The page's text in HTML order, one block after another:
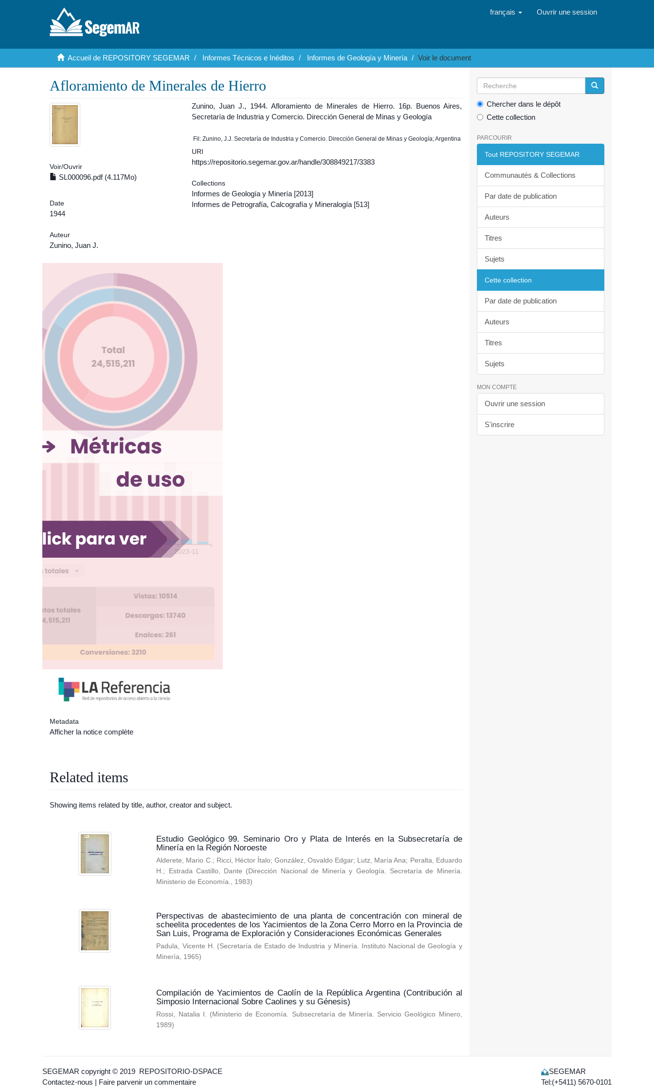
français Ouvrir une session
Accueil de REPOSITORY SEGEMAR Informes Técnicos e Inéditos Informes de Geología y Minería Voir le document
Afloramiento de Minerales de Hierro
Voir/Ouvrir
SL000096.pdf (4.117Mo)
Date
1944
Auteur
Zunino, Juan J.
Metadata
Afficher la notice complète
Zunino, Juan J., 1944. Afloramiento de Minerales de Hierro. 16p. Buenos Aires,
Secretaría de Industria y Comercio. Dirección General de Minas y Geología
Fil: Zunino, J.J. Secretaría de Industria y Comercio. Dirección General de Minas y Geología; Argentina
URI
https://repositorio.segemar.gov.ar/handle/308849217/3383
Collections
Informes de Geología y Minería [2013]
Informes de Petrografía, Calcografía y Mineralogía [513]
Related items
Showing items related by title, author, creator and subject.
Estudio Geológico 99. Seminario Oro y Plata de Interés en la Subsecretaría de
Minería en la Región Noroeste
Alderete, Mario C.; Ricci, Héctor Ítalo; González, Osvaldo Edgar; Lutz, María Ana; Peralta, Eduardo
H.; Estrada Castillo, Dante (Dirección Nacional de Minería y Geología. Secretaría de Minería.
Ministerio de Economía., 1983)
Perspectivas de abastecimiento de una planta de concentración con mineral de
scheelita procedentes de los Yacimientos de la Zona Cerro Morro en la Provincia de
San Luis, Programa de Exploración y Consideraciones Económicas Generales
Padula, Vicente H. (Secretaría de Estado de Industria y Minería. Instituto Nacional de Geología y
Minería, 1965)
Compilación de Yacimientos de Caolín de la República Argentina (Contribución al
Simposio Internacional Sobre Caolines y su Génesis)
Rossi, Natalia I. (Ministerio de Economía. Subsecretaría de Minería. Servicio Geológico Minero,
1989)
Chercher dans le dépôt
Cette collection
PARCOURIR
Tout REPOSITORY SEGEMAR
Communautés & Collections
Par date de publication
Auteurs
Titres
Sujets
Cette collection
Par date de publication
Auteurs
Titres
Sujets
MON COMPTE
Ouvrir une session
S'inscrire
SEGEMAR copyright © 2019 REPOSITORIO-DSPACE
Contactez-nous | Faire parvenir un commentaire
SEGEMAR
Tel:(+5411) 5670-0101